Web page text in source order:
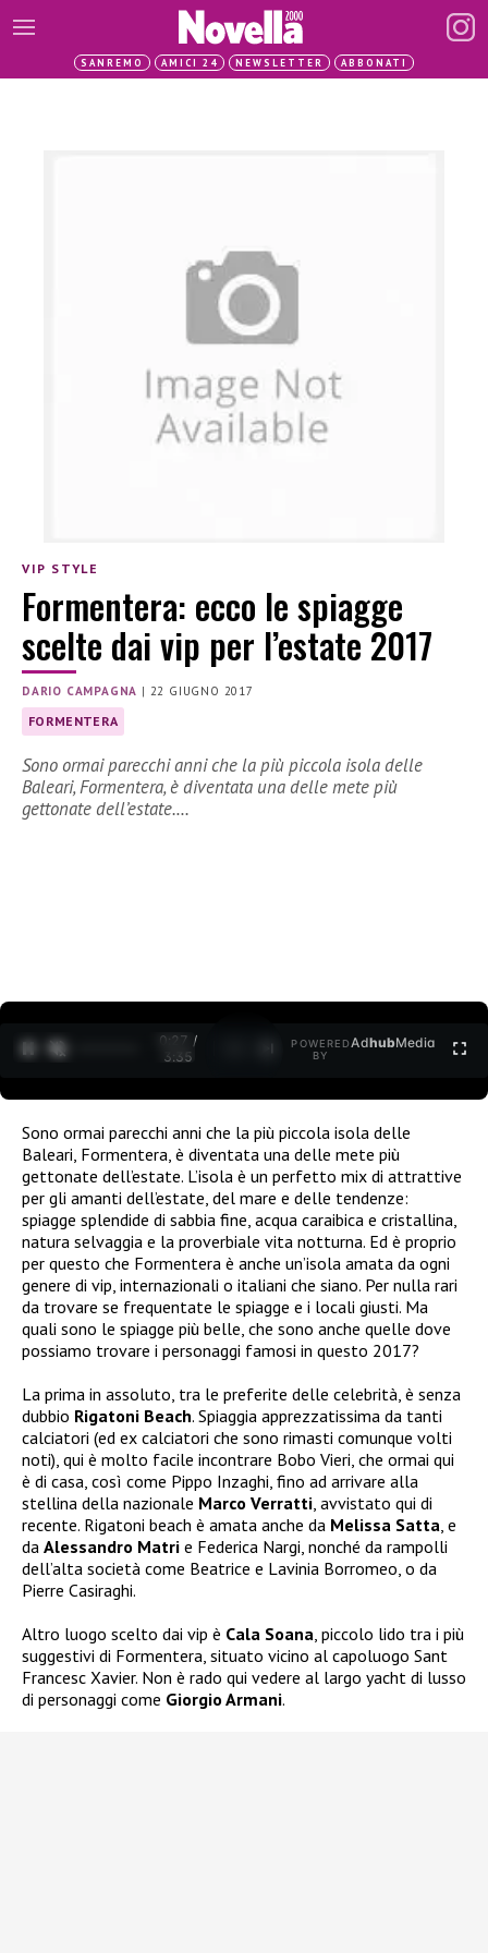
SANREMO AMICI 24 NEWSLETTER ABBONATI
VIP STYLE
Formentera: ecco le spiagge
scelte dai vip per l’estate 2017
DARIO CAMPAGNA | 22 GIUGNO 2017
FORMENTERA
Sono ormai parecchi anni che la più piccola isola delle
Baleari, Formentera, è diventata una delle mete più
gettonate dell’estate.…
0:27 /
3:35
POWERED
BY
AdhubMedia
Sono ormai parecchi anni che la più piccola isola delle
Baleari, Formentera, è diventata una delle mete più
gettonate dell’estate. L’isola è un perfetto mix di attrattive
per gli amanti dell’estate, del mare e delle tendenze:
spiagge splendide di sabbia fine, acqua caraibica e cristallina,
natura selvaggia e la proverbiale vita notturna. Ed è proprio
per questo che Formentera è anche un’isola amata da ogni
genere di vip, internazionali o italiani che siano. Per nulla rari
da trovare se frequentate le spiagge e i locali giusti. Ma
quali sono le spiagge più belle, che sono anche quelle dove
possiamo trovare i personaggi famosi in questo 2017?
La prima in assoluto, tra le preferite delle celebrità, è senza
dubbio Rigatoni Beach. Spiaggia apprezzatissima da tanti
calciatori (ed ex calciatori che sono rimasti comunque volti
noti), qui è molto facile incontrare Bobo Vieri, che ormai qui
è di casa, così come Pippo Inzaghi, fino ad arrivare alla
stellina della nazionale Marco Verratti , avvistato qui di
recente. Rigatoni beach è amata anche da Melissa Satta , e
da Alessandro Matri e Federica Nargi, nonché da rampolli
dell’alta società come Beatrice e Lavinia Borromeo, o da
Pierre Casiraghi.
Altro luogo scelto dai vip è Cala Soana , piccolo lido tra i più
suggestivi di Formentera, situato vicino al capoluogo Sant
Francesc Xavier. Non è rado qui vedere al largo yacht di lusso
di personaggi come Giorgio Armani.